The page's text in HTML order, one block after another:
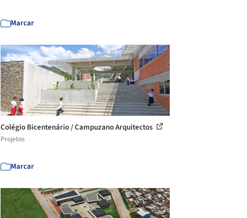
Marcar
Colégio Bicentenário / Campuzano Arquitectos
Projetos
Marcar